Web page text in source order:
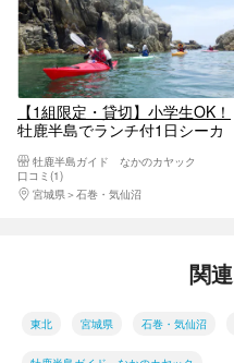
【1組限定・貸切】小学生OK！
牡鹿半島でランチ付1日シーカ
牡鹿半島ガイド なかのカヤック
口コミ(1)
宮城県
石巻・気仙沼
関
東北 宮城県 石巻・気仙沼